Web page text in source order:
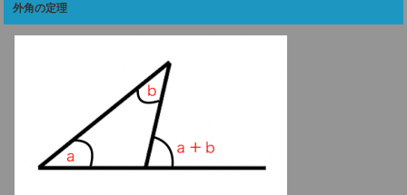
外角の定理